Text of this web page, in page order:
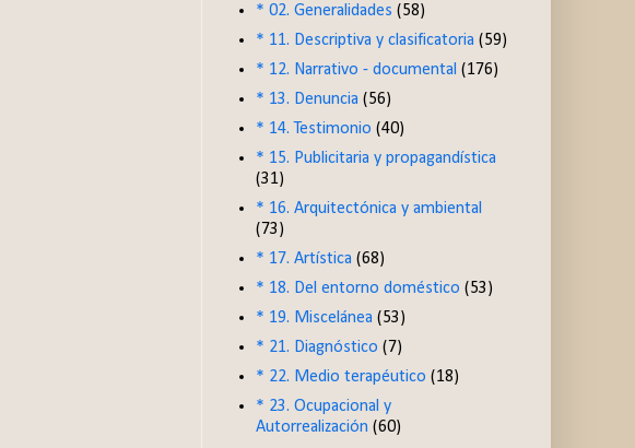
* 02. Generalidades (58)
* 11. Descriptiva y clasificatoria (59)
* 12. Narrativo - documental (176)
* 13. Denuncia (56)
* 14. Testimonio (40)
* 15. Publicitaria y propagandística
(31)
* 16. Arquitectónica y ambiental
(73)
* 17. Artística (68)
* 18. Del entorno doméstico (53)
* 19. Miscelánea (53)
* 21. Diagnóstico (7)
* 22. Medio terapéutico (18)
* 23. Ocupacional y
Autorrealización (60)